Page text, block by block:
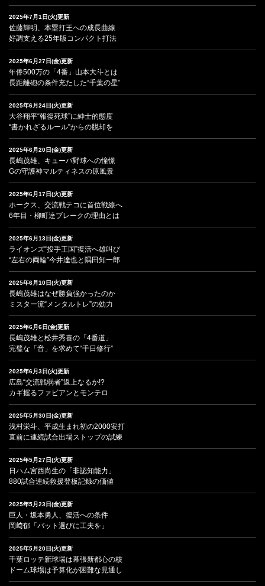
2025年7月1日(火)更新
佐藤輝明、本塁打王への成長曲線
好調支える25年版コンパクト打法
2025年6月27日(金)更新
年俸500万の「4番」山本大斗とは
長距離砲の条件充たした“千葉の星”
2025年6月24日(火)更新
大谷翔平“報復死球”に紳士的態度
“書かれざるルール”からの脱却を
2025年6月20日(金)更新
長嶋茂雄、キューバ野球への憧憬
Gの守護神マルティネスの原風景
2025年6月17日(火)更新
ホークス、交流戦テコに首位戦線へ
6年目・柳町達ブレークの理由とは
2025年6月13日(金)更新
ライオンズ“投手王国”復活へ雄叫び
“左右の両輪”今井達也と隅田知一郎
2025年6月10日(火)更新
長嶋茂雄はなぜ勝負強かったのか
ミスター流“メンタルトレ”の効力
2025年6月6日(金)更新
長嶋茂雄と松井秀喜の「4番道」
完璧な「音」を求めて“千日修行”
2025年6月3日(火)更新
広島“交流戦弱者”返上なるか!?
カギ握るファビアンとモンテロ
2025年5月30日(金)更新
浅村栄斗、平成生まれ初の2000安打
直前に連続試合出場ストップの試練
2025年5月27日(火)更新
日ハム宮西尚生の「非認知能力」
880試合連続救援登板記録の価値
2025年5月23日(金)更新
巨人・坂本勇人、復活への条件
岡﨑郁「バット選びに工夫を」
2025年5月20日(火)更新
千葉ロッテ新球場は幕張新都心の核
ドーム球場は予算化が困難な見通し